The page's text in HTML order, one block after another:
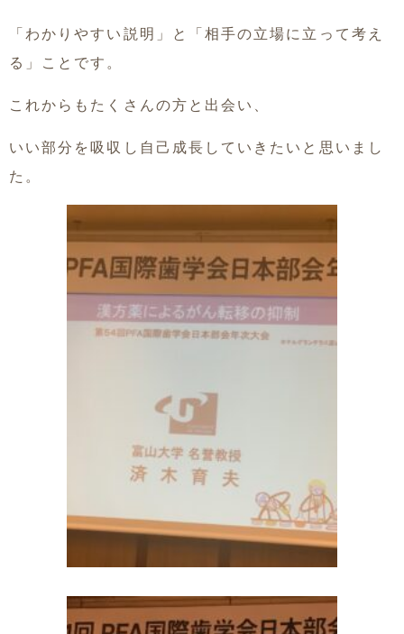
「わかりやすい説明」と「相手の立場に立って考え
る」ことです。
これからもたくさんの方と出会い、
いい部分を吸収し自己成長していきたいと思いまし
た。